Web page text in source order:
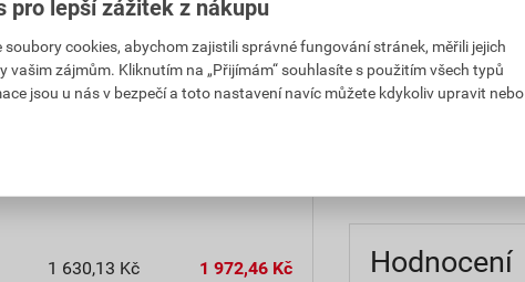
s občanským zákoníkem č.
denní ochranná lhůta.
1 630,13 Kč 1 972,46 Kč
hmotnost
typ výrobku
Hodnocení
pro lepší zážitek z nákupu
soubory cookies, abychom zajistili správné fungování stránek, měřili jejich
vašim zájmům. Kliknutím na „Přijímám“ souhlasíte s použitím všech typů
jsou u nás v bezpečí a toto nastavení navíc můžete kdykoliv upravit nebo